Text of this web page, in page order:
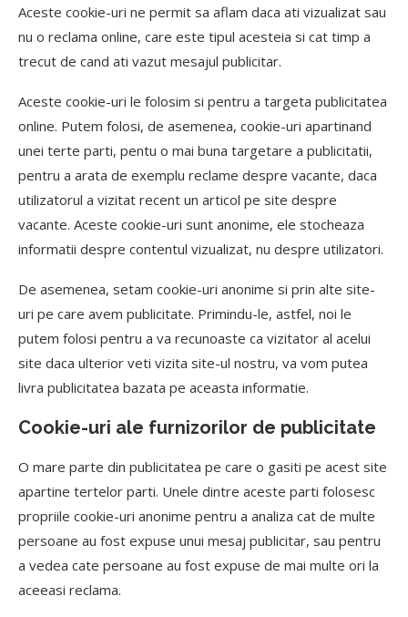
Aceste cookie-uri ne permit sa aflam daca ati vizualizat sau
nu o reclama online, care este tipul acesteia si cat timp a
trecut de cand ati vazut mesajul publicitar.
Aceste cookie-uri le folosim si pentru a targeta publicitatea
online. Putem folosi, de asemenea, cookie-uri apartinand
unei terte parti, pentu o mai buna targetare a publicitatii,
pentru a arata de exemplu reclame despre vacante, daca
utilizatorul a vizitat recent un articol pe site despre
vacante. Aceste cookie-uri sunt anonime, ele stocheaza
informatii despre contentul vizualizat, nu despre utilizatori.
De asemenea, setam cookie-uri anonime si prin alte site-
uri pe care avem publicitate. Primindu-le, astfel, noi le
putem folosi pentru a va recunoaste ca vizitator al acelui
site daca ulterior veti vizita site-ul nostru, va vom putea
livra publicitatea bazata pe aceasta informatie.
Cookie-uri ale furnizorilor de publicitate
O mare parte din publicitatea pe care o gasiti pe acest site
apartine tertelor parti. Unele dintre aceste parti folosesc
propriile cookie-uri anonime pentru a analiza cat de multe
persoane au fost expuse unui mesaj publicitar, sau pentru
a vedea cate persoane au fost expuse de mai multe ori la
aceeasi reclama.